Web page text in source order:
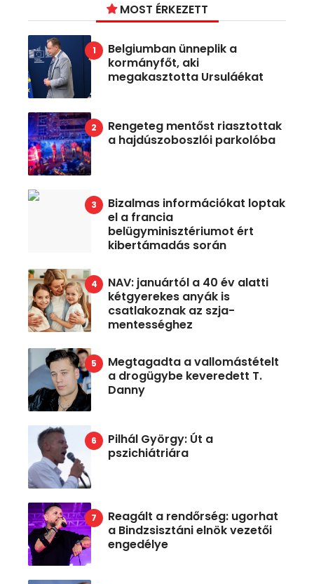
MOST ÉRKEZETT
Belgiumban ünneplik a
kormányfőt, aki
megakasztotta Ursuláékat
Rengeteg mentőst riasztottak
a hajdúszoboszlói parkolóba
Bizalmas információkat loptak
el a francia
belügyminisztériumot ért
kibertámadás során
NAV: januártól a 40 év alatti
kétgyerekes anyák is
csatlakoznak az szja-
mentességhez
Megtagadta a vallomástételt
a drogügybe keveredett T.
Danny
Pilhál György: Út a
pszichiátriára
Reagált a rendőrség: ugorhat
a Bindzsisztáni elnök vezetői
engedélye